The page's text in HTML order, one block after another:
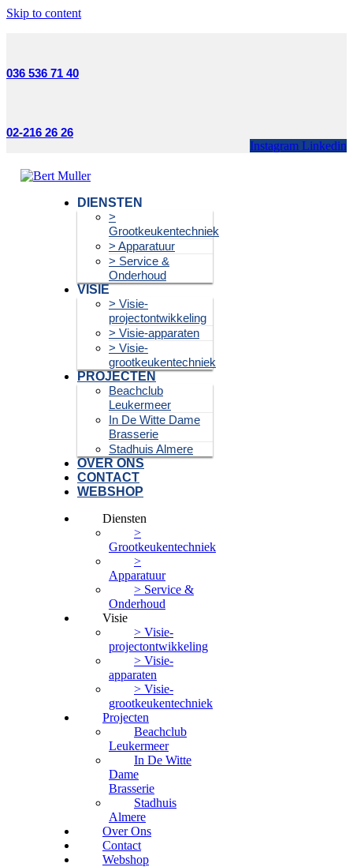
Skip to content
036 536 71 40
02-216 26 26
Instagram Linkedin
DIENSTEN
>
Grootkeukentechniek
> Apparatuur
> Service &
Onderhoud
VISIE
> Visie-
projectontwikkeling
> Visie-apparaten
> Visie-
grootkeukentechniek
PROJECTEN
Beachclub
Leukermeer
In De Witte Dame
Brasserie
Stadhuis Almere
OVER ONS
CONTACT
WEBSHOP
Diensten
>
Grootkeukentechniek
>
Apparatuur
> Service &
Onderhoud
Visie
> Visie-
projectontwikkeling
> Visie-
apparaten
> Visie-
grootkeukentechniek
Projecten
Beachclub
Leukermeer
In De Witte
Dame
Brasserie
Stadhuis
Almere
Over Ons
Contact
Webshop